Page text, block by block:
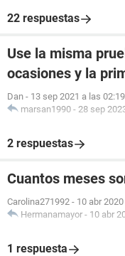
22 respuestas
Use la misma
ocasiones y la
Dan - 13 sep 2021 a las 02:19
marsan1990 - 28 sep
2 respuestas
Cuantos meses
Carolina271992 - 10 abr
Hermanamayor - 10 abr
1 respuesta